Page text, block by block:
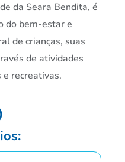
da Seara Bendita, é
do bem-estar e
de crianças, suas
de atividades
recreativas.